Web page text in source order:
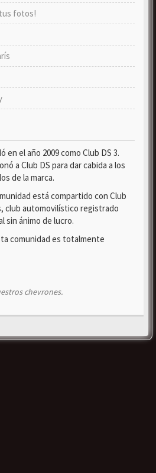
tus fotos!
en el año 2009 como Club DS 3.
a Club DS para dar cabida a los
de la marca.
está compartido con Club
club automovilístico registrado
sin ánimo de lucro.
comunidad es totalmente
chevrones.